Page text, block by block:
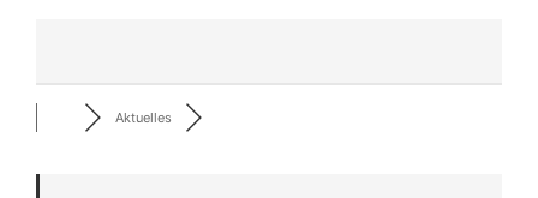
Aktuelles